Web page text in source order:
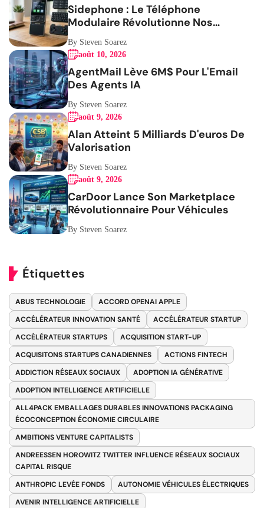
Sidephone : Le Téléphone
Modulaire Révolutionne Nos
Habitudes
By Steven Soarez
août 10, 2026
AgentMail Lève 6M$ Pour L'Email
Des Agents IA
By Steven Soarez
août 9, 2026
Alan Atteint 5 Milliards D'euros De
Valorisation
By Steven Soarez
août 9, 2026
CarDoor Lance Son Marketplace
Révolutionnaire Pour Véhicules
By Steven Soarez
Étiquettes
ABUS TECHNOLOGIE
ACCORD OPENAI APPLE
ACCÉLÉRATEUR INNOVATION SANTÉ
ACCÉLÉRATEUR STARTUP
ACCÉLÉRATEUR STARTUPS
ACQUISITION START-UP
ACQUISITONS STARTUPS CANADIENNES
ACTIONS FINTECH
ADDICTION RÉSEAUX SOCIAUX
ADOPTION IA GÉNÉRATIVE
ADOPTION INTELLIGENCE ARTIFICIELLE
ALL4PACK EMBALLAGES DURABLES INNOVATIONS PACKAGING
ÉCOCONCEPTION ÉCONOMIE CIRCULAIRE
AMBITIONS VENTURE CAPITALISTS
ANDREESSEN HOROWITZ TWITTER INFLUENCE RÉSEAUX SOCIAUX
CAPITAL RISQUE
ANTHROPIC LEVÉE FONDS
AUTONOMIE VÉHICULES ÉLECTRIQUES
AVENIR INTELLIGENCE ARTIFICIELLE